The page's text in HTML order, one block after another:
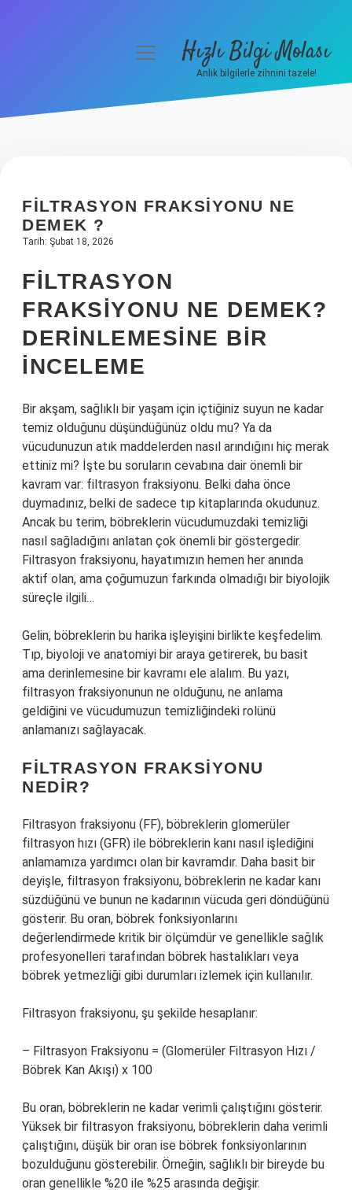
Hakkımızda
menüyüHızlı Bilgi Molası
Anlık bilgilerle zihnini tazele!
FILTRASYON FRAKSIYONU NE
DEMEK ?
Tarih: Şubat 18, 2026
FILTRASYON
FRAKSIYONU NE DEMEK?
DERINLEMESINE BIR
İNCELEME
Bir akşam, sağlıklı bir yaşam için içtiğiniz suyun ne kadar
temiz olduğunu düşündüğünüz oldu mu? Ya da
vücudunuzun atık maddelerden nasıl arındığını hiç merak
ettiniz mi? İşte bu soruların cevabına dair önemli bir
kavram var: filtrasyon fraksiyonu. Belki daha önce
duymadınız, belki de sadece tıp kitaplarında okudunuz.
Ancak bu terim, böbreklerin vücudumuzdaki temizliği
nasıl sağladığını anlatan çok önemli bir göstergedir.
Filtrasyon fraksiyonu, hayatımızın hemen her anında
aktif olan, ama çoğumuzun farkında olmadığı bir biyolojik
süreçle ilgili…
Gelin, böbreklerin bu harika işleyişini birlikte keşfedelim.
Tıp, biyoloji ve anatomiyi bir araya getirerek, bu basit
ama derinlemesine bir kavramı ele alalım. Bu yazı,
filtrasyon fraksiyonunun ne olduğunu, ne anlama
geldiğini ve vücudumuzun temizliğindeki rolünü
anlamanızı sağlayacak.
FILTRASYON FRAKSIYONU
NEDIR?
Filtrasyon fraksiyonu (FF), böbreklerin glomerüler
filtrasyon hızı (GFR) ile böbreklerin kanı nasıl işlediğini
anlamamıza yardımcı olan bir kavramdır. Daha basit bir
deyişle, filtrasyon fraksiyonu, böbreklerin ne kadar kanı
süzdüğünü ve bunun ne kadarının vücuda geri döndüğünü
gösterir. Bu oran, böbrek fonksiyonlarını
değerlendirmede kritik bir ölçümdür ve genellikle sağlık
profesyonelleri tarafından böbrek hastalıkları veya
böbrek yetmezliği gibi durumları izlemek için kullanılır.
Filtrasyon fraksiyonu, şu şekilde hesaplanır:
– Filtrasyon Fraksiyonu = (Glomerüler Filtrasyon Hızı /
Böbrek Kan Akışı) x 100
Bu oran, böbreklerin ne kadar verimli çalıştığını gösterir.
Yüksek bir filtrasyon fraksiyonu, böbreklerin daha verimli
çalıştığını, düşük bir oran ise böbrek fonksiyonlarının
bozulduğunu gösterebilir. Örneğin, sağlıklı bir bireyde bu
oran genellikle %20 ile %25 arasında değişir.